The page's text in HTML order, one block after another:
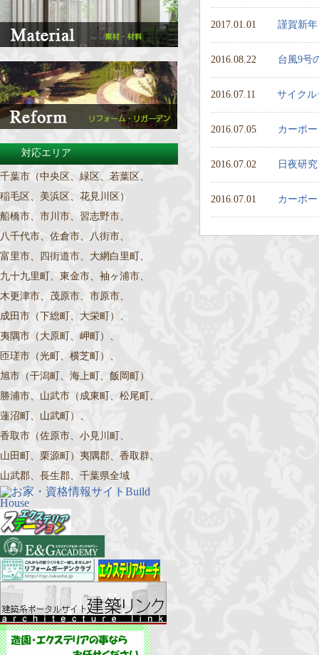
2017.01.01 謹賀新年
2016.08.22 台風9号
2016.07.11 サイク
2016.07.05 カーポ
2016.07.02 日夜研
2016.07.01 カーポ
対応エリア
千葉市（中央区、緑区、若葉区、
稲毛区、美浜区、花見川区）
船橋市、市川市、習志野市、
八千代市、佐倉市、八街市、
富里市、四街道市、大網白里町、
九十九里町、東金市、袖ヶ浦市、
木更津市、茂原市、市原市、
成田市（下総町、大栄町）、
夷隅市（大原町、岬町）、
匝瑳市（光町、横芝町）、
旭市（干潟町、海上町、飯岡町）
勝浦市、山武市（成東町、松尾町、
蓮沼町、山武町）、
香取市（佐原市、小見川町、
山田町、栗源町）夷隅郡、香取群、
山武郡、長生郡、千葉県全域